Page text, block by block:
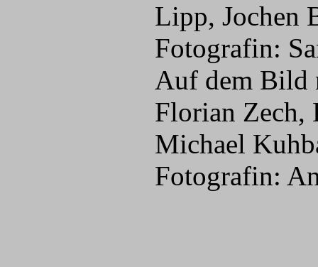
Lipp, Jochen
Fotografin:
Auf dem Bild
Florian Zech,
Michael
Fotografin: